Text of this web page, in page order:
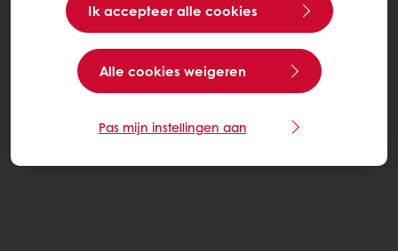
Ik accepteer alle cookies
Alle cookies weigeren
Pas mijn instellingen aan